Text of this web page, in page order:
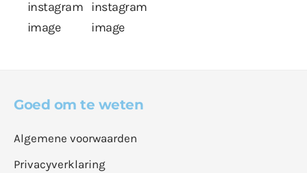
Goed om te weten
Algemene voorwaarden
Privacyverklaring